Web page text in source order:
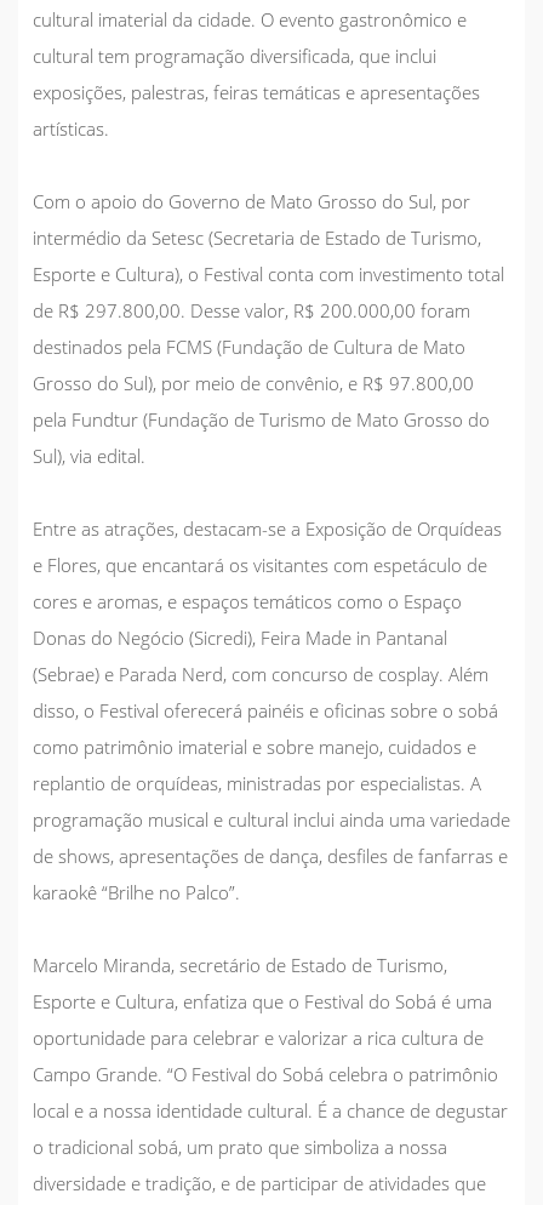
cultural imaterial da cidade. O evento gastronômico e
cultural tem programação diversificada, que inclui
exposições, palestras, feiras temáticas e apresentações
artísticas.
Com o apoio do Governo de Mato Grosso do Sul, por
intermédio da Setesc (Secretaria de Estado de Turismo,
Esporte e Cultura), o Festival conta com investimento total
de R$ 297.800,00. Desse valor, R$ 200.000,00 foram
destinados pela FCMS (Fundação de Cultura de Mato
Grosso do Sul), por meio de convênio, e R$ 97.800,00
pela Fundtur (Fundação de Turismo de Mato Grosso do
Sul), via edital.
Entre as atrações, destacam-se a Exposição de Orquídeas
e Flores, que encantará os visitantes com espetáculo de
cores e aromas, e espaços temáticos como o Espaço
Donas do Negócio (Sicredi), Feira Made in Pantanal
(Sebrae) e Parada Nerd, com concurso de cosplay. Além
disso, o Festival oferecerá painéis e oficinas sobre o sobá
como patrimônio imaterial e sobre manejo, cuidados e
replantio de orquídeas, ministradas por especialistas. A
programação musical e cultural inclui ainda uma variedade
de shows, apresentações de dança, desfiles de fanfarras e
karaokê “Brilhe no Palco”.
Marcelo Miranda, secretário de Estado de Turismo,
Esporte e Cultura, enfatiza que o Festival do Sobá é uma
oportunidade para celebrar e valorizar a rica cultura de
Campo Grande. “O Festival do Sobá celebra o patrimônio
local e a nossa identidade cultural. É a chance de degustar
o tradicional sobá, um prato que simboliza a nossa
diversidade e tradição, e de participar de atividades que